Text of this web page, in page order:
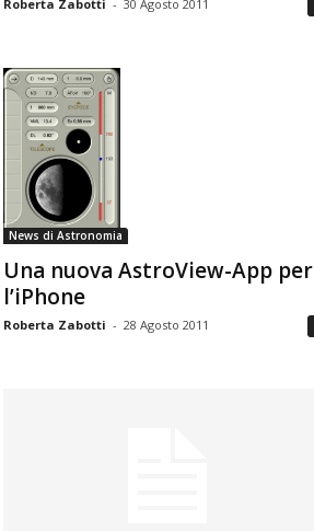
Roberta Zabotti - 30 Agosto 2011
News di Astronomia
Una nuova AstroView-App per
l’iPhone
Roberta Zabotti - 28 Agosto 2011